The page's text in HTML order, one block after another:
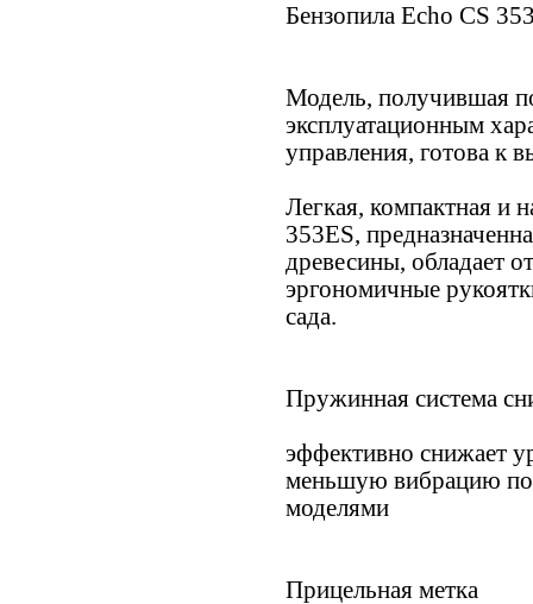
Бензопила Echo CS
Модель, получившая
эксплуатационным
управления, готова к
Легкая, компактная и
353ES,
древесины, обладает
эргономичные
сада.
Пружинная система
эффективно снижает
меньшую вибрацию по
моделями
Прицельная метка